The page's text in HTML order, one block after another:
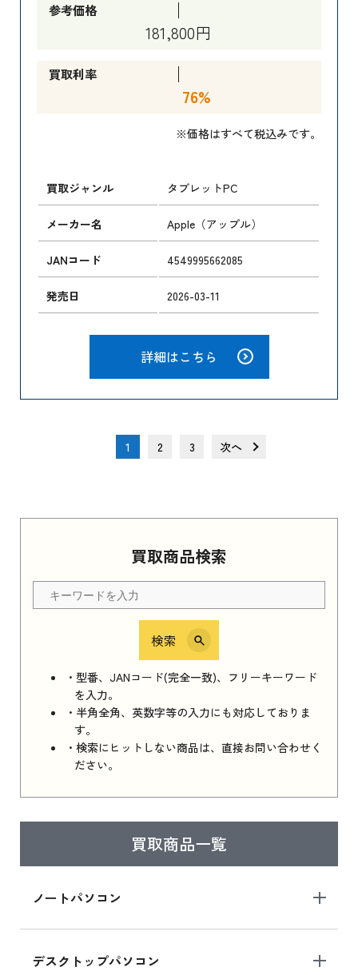
買取商品検索
検索
・型番、JANコード(完全一致)、フリーキーワード
を入力。
・半角全角、英数字等の入力にも対応しておりま
す。
・検索にヒットしない商品は、直接お問い合わせく
ださい。
買取商品一覧
ノートパソコン
デスクトップパソコン
参考価格
181,800円
買取利率
76%
※価格はすべて税込みです。
買取ジャンル タブレットPC
メーカー名 Apple（アップル）
JANコード 4549995662085
発売日 2026-03-11
詳細はこちら
1 2 3 次へ